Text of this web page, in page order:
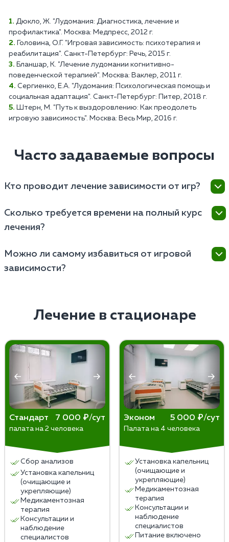
Дюкло, Ж. "Лудомания: Диагностика, лечение и
профилактика". Москва: Медпресс, 2012 г.
Головина, О.Г. "Игровая зависимость: психотерапия и
реабилитация". Санкт-Петербург: Речь, 2015 г.
Бланшар, К. "Лечение лудомании когнитивно-
поведенческой терапией". Москва: Ваклер, 2011 г.
Сергиенко, Е.А. "Лудомания: Психологическая помощь и
социальная адаптация". Санкт-Петербург: Питер, 2018 г.
Штерн, М. "Путь к выздоровлению: Как преодолеть
игровую зависимость". Москва: Весь Мир, 2016 г.
Часто задаваемые вопросы
Кто проводит лечение зависимости от игр?
имеющие опыт работы с различными формами
поведенческих зависимостей.
Сколько требуется времени на полный курс
лечения?
индивидуальных особенностей пациента, но
обычно составляет от нескольких недель до
Можно ли самому избавиться от игровой
зависимости?
требующее профессионального медицинского
подхода и комплексного лечения.
Лечение в стационаре
Стандарт 7 000 ₽/сут
палата на 2 человека
Сбор анализов
Установка капельниц
(очищающие и
укрепляющие)
Медикаментозная
терапия
Консультации и
наблюдение
специалистов
Эконом 5 000 ₽/сут
Палата на 4 человека
Установка капельниц
(очищающие и
укрепляющие)
Медикаментозная
терапия
Консультации и
наблюдение
специалистов
Питание включено